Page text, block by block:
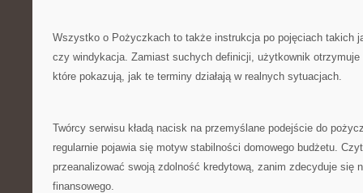
Wszystko o Pożyczkach to także instrukcja po pojęciach takich
czy windykacja. Zamiast suchych definicji, użytkownik otrzymuje
które pokazują, jak te terminy działają w realnych sytuacjach.
Twórcy serwisu kładą nacisk na przemyślane podejście do
regularnie pojawia się motyw stabilności domowego budżetu.
przeanalizować swoją zdolność kredytową, zanim zdecyduje się
finansowego.